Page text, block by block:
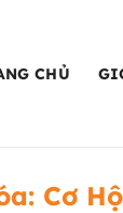
CHỦ
Cơ